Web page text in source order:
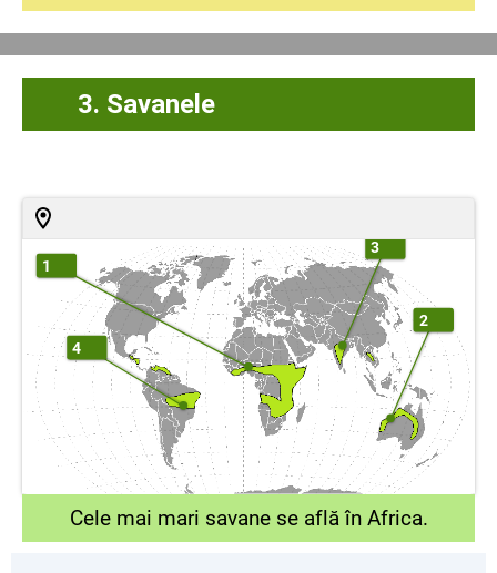
3. Savanele
1
2
3
4
Cele mai mari savane se află în Africa.